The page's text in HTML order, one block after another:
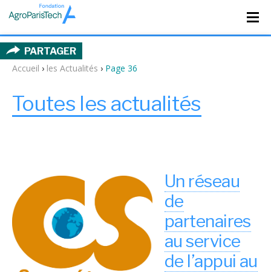
PARTAGER
Accueil › les Actualités › Page 36
Toutes les actualités
Un réseau
de
partenaires
au service
de l’appui au